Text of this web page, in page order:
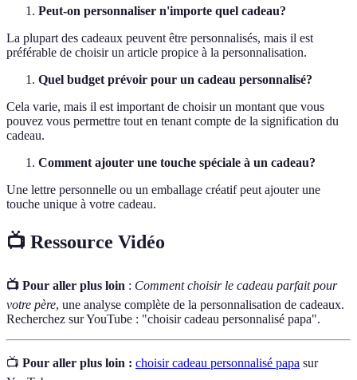
Peut-on personnaliser n'importe quel cadeau?
La plupart des cadeaux peuvent être personnalisés, mais il est
préférable de choisir un article propice à la personnalisation.
Quel budget prévoir pour un cadeau personnalisé?
Cela varie, mais il est important de choisir un montant que vous
pouvez vous permettre tout en tenant compte de la signification du
cadeau.
Comment ajouter une touche spéciale à un cadeau?
Une lettre personnelle ou un emballage créatif peut ajouter une
touche unique à votre cadeau.
📺 Ressource Vidéo
📺 Pour aller plus loin : Comment choisir le cadeau parfait pour
votre père, une analyse complète de la personnalisation de cadeaux.
Recherchez sur YouTube : "choisir cadeau personnalisé papa".
📺 Pour aller plus loin : choisir cadeau personnalisé papa sur